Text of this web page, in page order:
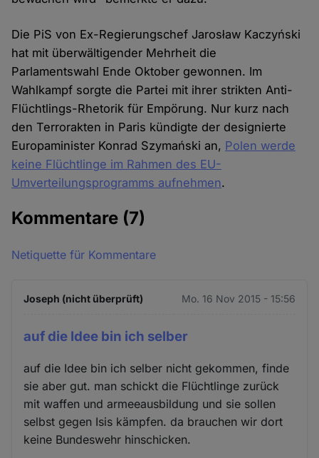
Die PiS von Ex-Regierungschef Jarosław Kaczyński
hat mit überwältigender Mehrheit die
Parlamentswahl Ende Oktober gewonnen. Im
Wahlkampf sorgte die Partei mit ihrer strikten Anti-
Flüchtlings-Rhetorik für Empörung. Nur kurz nach
den Terrorakten in Paris kündigte der designierte
Europaminister Konrad Szymański an, Polen werde
keine Flüchtlinge im Rahmen des EU-
Umverteilungsprogramms aufnehmen.
Kommentare (7)
Netiquette für Kommentare
Joseph (nicht überprüft) Mo. 16 Nov 2015 - 15:56
auf die Idee bin ich selber
auf die Idee bin ich selber nicht gekommen, finde
sie aber gut. man schickt die Flüchtlinge zurück
mit waffen und armeeausbildung und sie sollen
selbst gegen Isis kämpfen. da brauchen wir dort
keine Bundeswehr hinschicken.